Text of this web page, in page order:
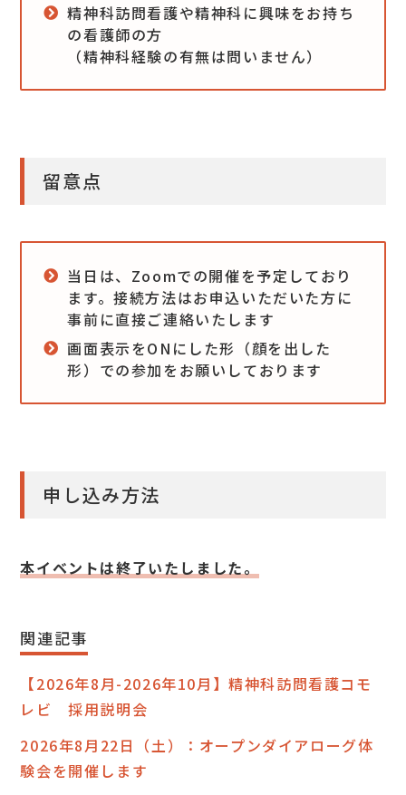
精神科訪問看護や精神科に興味をお持ち
の看護師の方
（精神科経験の有無は問いません）
留意点
当日は、Zoomでの開催を予定しており
ます。接続方法はお申込いただいた方に
事前に直接ご連絡いたします
画面表示をONにした形（顔を出した
形）での参加をお願いしております
申し込み方法
本イベントは終了いたしました。
関連記事
【2026年8月-2026年10月】精神科訪問看護コモ
レビ 採用説明会
2026年8月22日（土）：オープンダイアローグ体
験会を開催します